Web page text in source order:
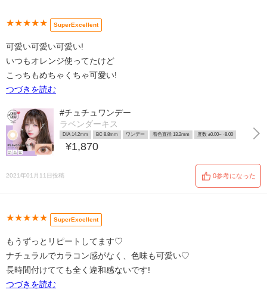
★★★★★ SuperExcellent
可愛い可愛い可愛い!
いつもオレンジ使ってたけど
こっちもめちゃくちゃ可愛い!
つづきを読む
#チュチュワンデー
ラベンダーキス
DIA 14.2mm BC 8.8mm ワンデー 着色直径 13.2mm 度数 ±0.00~ -8.00
¥1,870
2021年01月11日投稿 0参考になった
★★★★★ SuperExcellent
もうずっとリピートしてます♡
ナチュラルでカラコン感がなく、色味も可愛い♡
長時間付けてても全く違和感ないです!
つづきを読む